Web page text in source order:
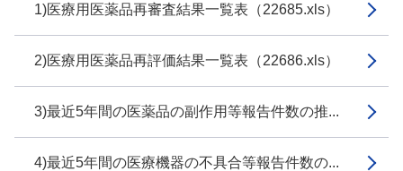
1)医療用医薬品再審査結果一覧表（22685.xls）
2)医療用医薬品再評価結果一覧表（22686.xls）
3)最近5年間の医薬品の副作用等報告件数の推...
4)最近5年間の医療機器の不具合等報告件数の...